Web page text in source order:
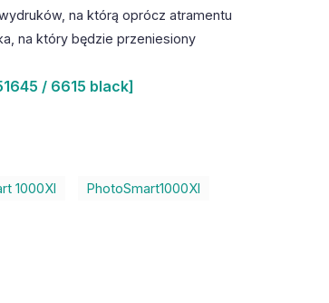
na którą oprócz atramentu
na który będzie przeniesiony
/ 6615 black]
1000XI
PhotoSmart1000XI